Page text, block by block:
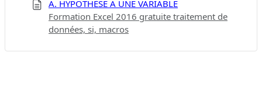
A. HYPOTHÈSE A UNE VARIABLE
Formation Excel 2016 gratuite traitement de
données, si, macros